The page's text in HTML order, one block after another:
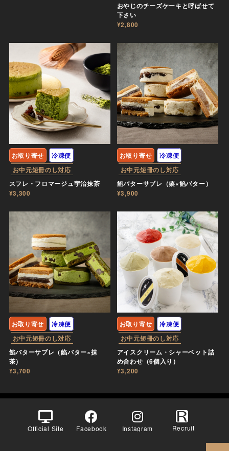
おやじのチーズケーキと呼ばせて
下さい
¥2,800
お取り寄せ
冷凍便
お中元短冊のし対応
スフレ・フロマージュ宇治抹茶
¥3,300
お取り寄せ
冷凍便
お中元短冊のし対応
餡バターサブレ（栗×餡バター）
¥3,900
お取り寄せ
冷凍便
お中元短冊のし対応
餡バターサブレ（餡バター×抹
茶）
¥3,700
お取り寄せ
冷凍便
お中元短冊のし対応
アイスクリーム・シャーベット詰
め合わせ（6個入り）
¥3,200
Official Site Facebook Instagram Recruit